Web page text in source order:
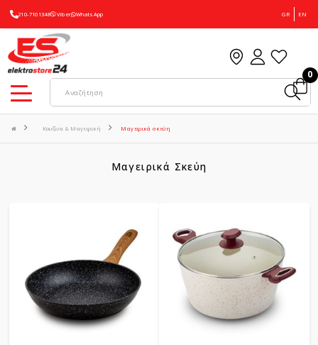
210-7101348 Viber WhatsApp GR EN
0
Κουζίνα & Μαγειρική Μαγειρικά σκεύη
Μαγειρικά Σκεύη